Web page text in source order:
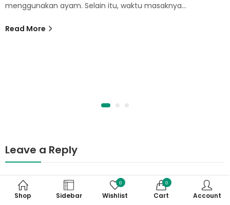
menggunakan ayam. Selain itu, waktu masaknya…
Read More
Leave a Reply
Your email address will not be published.
Required fields are
marked
Shop Sidebar
0
Wishlist
0
Cart Account